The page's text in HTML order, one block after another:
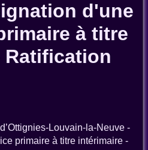
d'une
à titre
Ratification
Louvain-la-Neuve -
primaire à titre intérimaire -